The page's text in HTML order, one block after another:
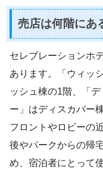
売店は何階にあ
セレブレーションホ
あります。「ウィッ
ッシュ棟の1階、「
ー」はディスカバー
フロントやロビーの
後やパークからの帰
め、宿泊者にとって